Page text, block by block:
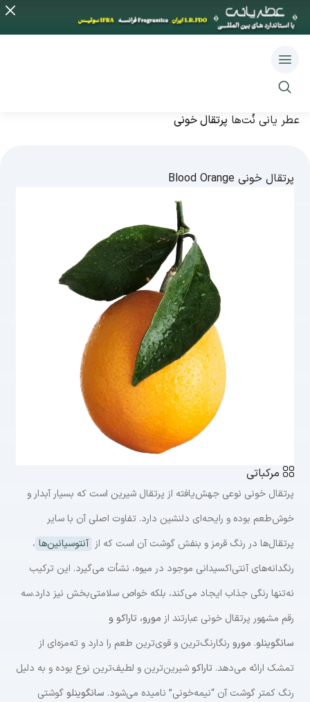
عطر یانی نُت‌ها پرتقال خونی
پرتقال خونی Blood Orange
مرکباتی
پرتقال خونی نوعی جهش‌یافته از پرتقال شیرین است که بسیار آبدار و
خوش‌طعم بوده و رایحه‌ای دلنشین دارد. تفاوت اصلی آن با سایر
پرتقال‌ها در رنگ قرمز و بنفش گوشت آن است که از آنتوسیانین‌ها ،
رنگدانه‌های آنتی‌اکسیدانی موجود در میوه، نشأت می‌گیرد. این ترکیب
نه‌تنها رنگی جذاب ایجاد می‌کند، بلکه خواص سلامتی‌بخش نیز دارد.سه
رقم مشهور پرتقال خونی عبارتند از مورو، تاراکو و
سانگوینلو. مورو رنگارنگ‌ترین و قوی‌ترین طعم را دارد و ته‌مزه‌ای از
تمشک ارائه می‌دهد. تاراکوشیرین‌ترین و لطیف‌ترین نوع بوده و به دلیل
رنگ کمتر گوشت آن “نیمه‌خونی” نامیده می‌شود. سانگوینلوگوشتی